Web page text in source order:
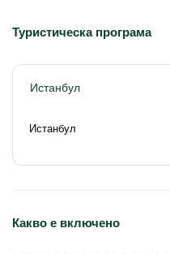
Туристическа програма
Истанбул
Истанбул
Какво е включено